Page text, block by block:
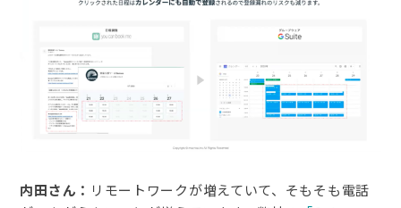
内田さん： リモートワークが増えていて、そもそも電話